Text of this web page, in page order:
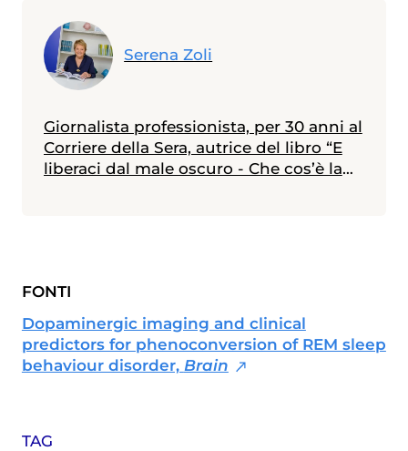
TAG
Serena Zoli
Giornalista professionista, per 30 anni al
Corriere della Sera, autrice del libro “E
liberaci dal male oscuro - Che cos’è la
FONTI
Dopaminergic imaging and clinical
predictors for phenoconversion of REM sleep
behaviour disorder, Brain